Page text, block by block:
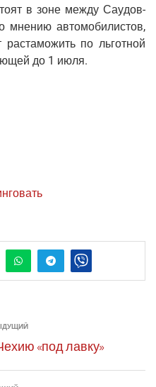
в зоне меж­ду Сау­дов­
авто­мо­би­ли­стов,
по льгот­ной
до 1 июля.
«под лавку»